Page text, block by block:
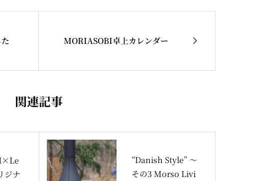
MORIASOBI卓上カレンダー 
関連記事
ジナ
“Danish Style” 〜
その3 Morso Livi